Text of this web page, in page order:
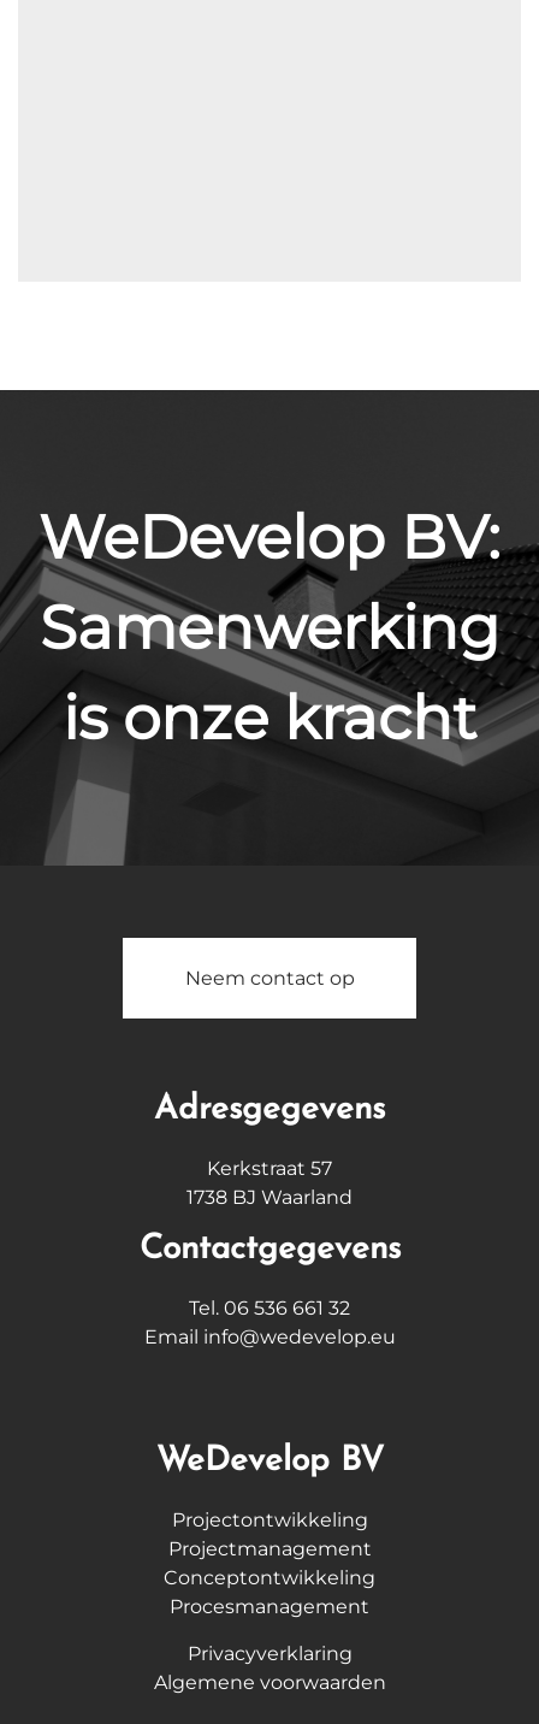
WeDevelop BV:
Samenwerking
is onze kracht
Neem contact op
Adresgegevens
Kerkstraat 57
1738 BJ Waarland
Contactgegevens
Tel. 06 536 661 32
Email info@wedevelop.eu
WeDevelop BV
Projectontwikkeling
Projectmanagement
Conceptontwikkeling
Procesmanagement
Privacyverklaring
Algemene voorwaarden